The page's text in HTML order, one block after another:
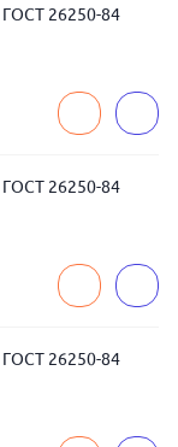
26250-84
26250-84
26250-84